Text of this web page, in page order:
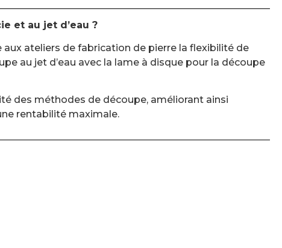
et au jet d’eau ?
ateliers de fabrication de pierre la flexibilité de
au jet d’eau avec la lame à disque pour la découpe
des méthodes de découpe, améliorant ainsi
rentabilité maximale.